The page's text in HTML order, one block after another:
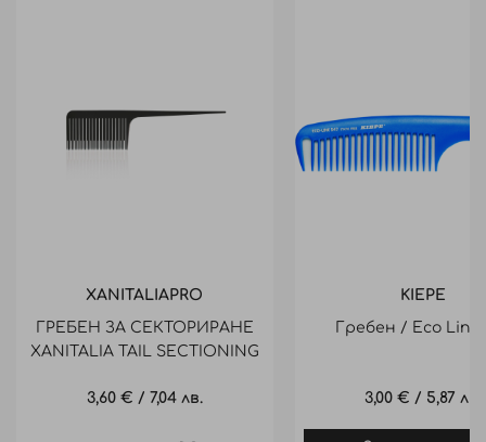
XANITALIAPRO
ГРЕБЕН ЗА СЕКТОРИРАНЕ
XANITALIA TAIL SECTIONING
3,60 € / 7,04 лв.
KIEPE
Гребен / Eco Line
3,00 € / 5,87 лв.